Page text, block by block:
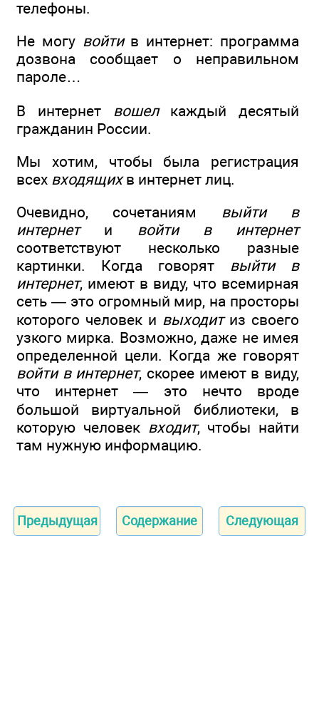
телефоны.
Не могу войтив интернет: программа
дозвона сообщает о неправильном
пароле…
В интернет вошелкаждый десятый
гражданин России.
Мы хотим, чтобы была регистрация
всех входящихв интернет лиц.
Очевидно, сочетаниям выйти в
интернети войти в интернет
соответствуют несколько разные
картинки. Когда говорят выйти в
интернет, имеют в виду, что всемирная
сеть — это огромный мир, на просторы
которого человек и выходитиз своего
узкого мирка. Возможно, даже не имея
определенной цели. Когда же говорят
войти в интернет, скорее имеют в виду,
что интернет — это нечто вроде
большой виртуальной библиотеки, в
которую человек входит, чтобы найти
там нужную информацию.
Предыдущая Содержание Следующая